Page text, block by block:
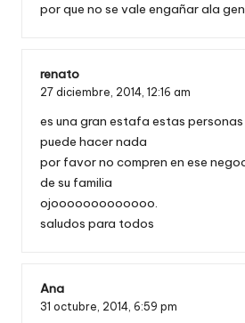
por que no se vale engañar ala
renato
27 diciembre, 2014, 12:16 am
es una gran estafa estas
puede hacer nada
por favor no compren en ese
de su familia
ojooooooooooooo.
saludos para todos
Ana
31 octubre, 2014, 6:59 pm